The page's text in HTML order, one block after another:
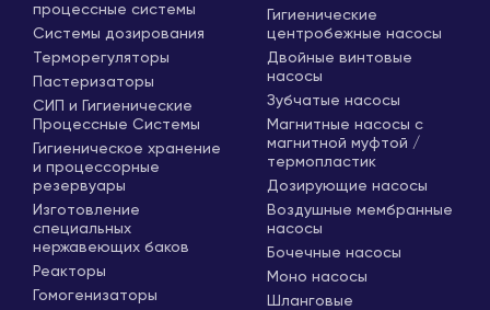
процессные системы
Системы дозирования
Терморегуляторы
Пастеризаторы
СИП и Гигиенические
Процессные Системы
Гигиеническое хранение
и процессорные
резервуары
Изготовление
специальных
нержавеющих баков
Реакторы
Гомогенизаторы
Гигиенические
центробежные насосы
Двойные винтовые
насосы
Зубчатые насосы
Магнитные насосы с
магнитной муфтой /
термопластик
Дозирующие насосы
Воздушные мембранные
насосы
Бочечные насосы
Моно насосы
Шланговые